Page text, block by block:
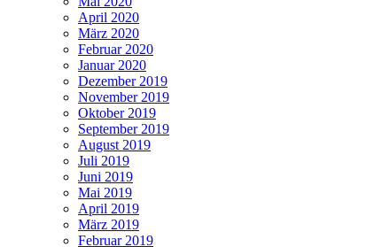
April 2020
März 2020
Februar 2020
Januar 2020
Dezember 2019
November 2019
Oktober 2019
September 2019
August 2019
Juli 2019
Juni 2019
Mai 2019
April 2019
März 2019
Februar 2019